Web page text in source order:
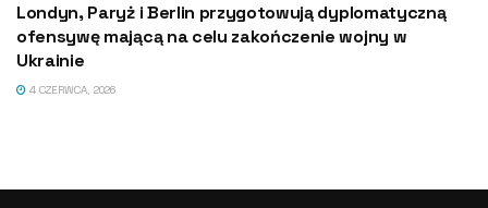
Londyn, Paryż i Berlin przygotowują dyplomatyczną
ofensywę mającą na celu zakończenie wojny w
Ukrainie
4 CZERWCA, 2026